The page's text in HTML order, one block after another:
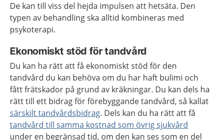
De kan till viss del hejda impulsen att hetsäta. Den
typen av behandling ska alltid kombineras med
psykoterapi.
Ekonomiskt stöd för tandvård
Du kan ha rätt att få ekonomiskt stöd för den
tandvård du kan behöva om du har haft bulimi och
fått frätskador på grund av kräkningar. Du kan dels ha
rätt till ett bidrag för förebyggande tandvård, så kallat
särskilt tandvårdsbidrag. Dels kan du ha rätt att få
tandvård till samma kostnad som övrig sjukvård
under en begränsad tid, om den kan ses som en del